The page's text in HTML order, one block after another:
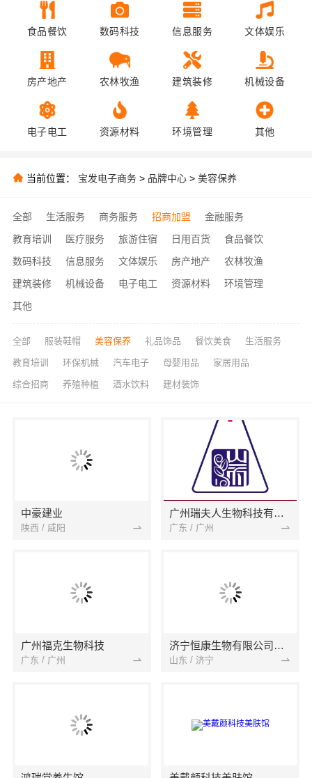
食品餐饮 数码科技 信息服务 文体娱乐
房产地产 农林牧渔 建筑装修 机械设备
电子电工 资源材料 环境管理 其他
当前位置： 宝发电子商务 > 品牌中心 > 美容保养
全部 生活服务 商务服务 招商加盟
金融服务
教育培训
医疗服务 旅游住宿 日用百货
食品餐饮
数码科技
信息服务 文体娱乐 房产地产
农林牧渔
建筑装修
机械设备 电子电工 资源材料
环境管理
其他
全部 服装鞋帽 美容保养 礼品饰品 餐饮美食 生活服务
教育培训 环保机械 汽车电子 母婴用品 家居用品
综合招商 养殖种植 酒水饮料 建材装饰
中豪建业
陕西 / 咸阳
广州瑞夫人生物科技有限公司
广东 / 广州
广州福克生物科技
广东 / 广州
济宁恒康生物有限公司任城分公司
山东 / 济宁